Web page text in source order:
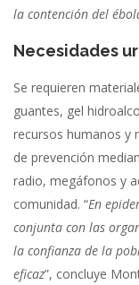
la contención del
Necesidades
Se requieren
guantes, gel
recursos humanos y
de prevención
radio, megáfonos y
comunidad. “En
conjunta con las
la confianza de la
eficaz”, concluye